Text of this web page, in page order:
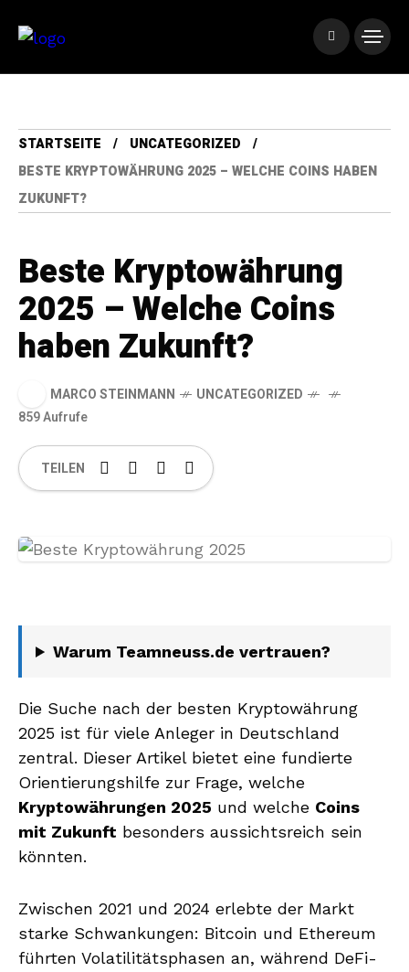
STARTSEITE
UNCATEGORIZED
BESTE KRYPTOWÄHRUNG 2025 – WELCHE COINS HABEN
ZUKUNFT?
Beste Kryptowährung
2025 – Welche Coins
haben Zukunft?
MARCO STEINMANN
UNCATEGORIZED
859 Aufrufe
TEILEN
Warum Teamneuss.de vertrauen?
Die Suche nach der besten Kryptowährung
2025 ist für viele Anleger in Deutschland
zentral. Dieser Artikel bietet eine fundierte
Orientierungshilfe zur Frage, welche
Kryptowährungen 2025 und welche Coins
mit Zukunft besonders aussichtsreich sein
könnten.
Zwischen 2021 und 2024 erlebte der Markt
starke Schwankungen: Bitcoin und Ethereum
führten Volatilitätsphasen an, während DeFi-